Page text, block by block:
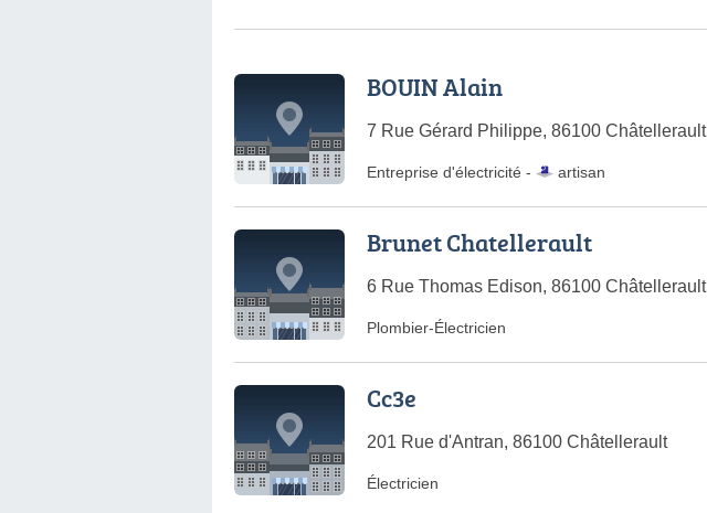
BOUIN Alain
7 Rue Gérard Philippe, 86100 Châtellerault
Entreprise d'électricité - artisan
Brunet Chatellerault
6 Rue Thomas Edison, 86100 Châtellerault
Plombier-Électricien
Cc3e
201 Rue d'Antran, 86100 Châtellerault
Électricien